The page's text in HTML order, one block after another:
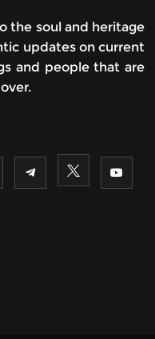
the soul and heritage
updates on current
and people that are